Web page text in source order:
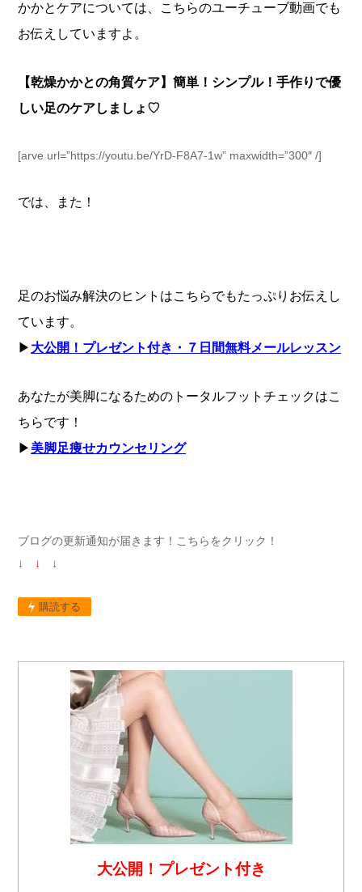
かかとケアについては、こちらのユーチューブ動画でも
お伝えしていますよ。
【乾燥かかとの角質ケア】簡単！シンプル！手作りで優
しい足のケアしましょ♡
[arve url=”https://youtu.be/YrD-F8A7-1w” maxwidth=”300″ /]
では、また！
足のお悩み解決のヒントはこちらでもたっぷりお伝えし
ています。
▶︎ 大公開！プレゼント付き・７日間無料メールレッスン
あなたが美脚になるためのトータルフットチェックはこ
ちらです！
▶︎ 美脚足痩せカウンセリング
ブログの更新通知が届きます！こちらをクリック！
↓ ↓ ↓
購読する
大公開！プレゼント付き